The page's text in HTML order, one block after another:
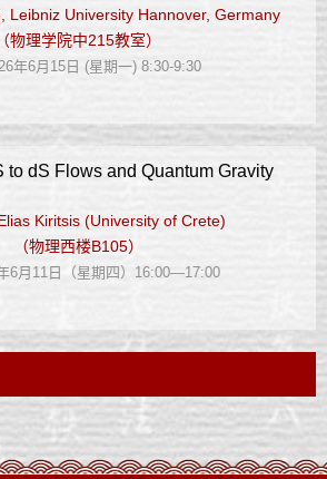
Leibniz University Hannover, Germany
（物理学院中215教室）
年6月15日 (星期一) 8:30-9:30
to dS Flows and Quantum Gravity
Kiritsis (University of Crete)
（物理西楼B105）
6月11日（星期四）16:00—17:00